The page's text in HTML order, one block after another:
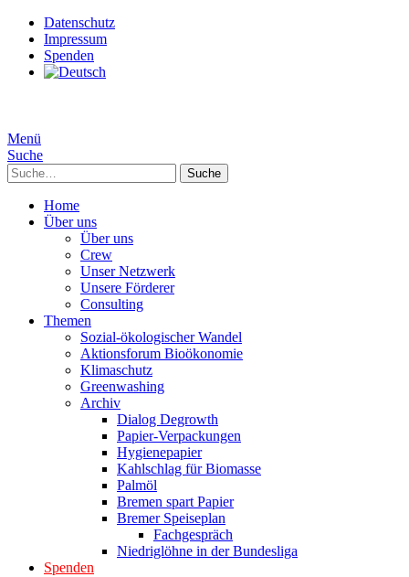
Datenschutz
Impressum
Spenden
Menü
Suche
Suche
Home
Über uns
Über uns
Crew
Unser Netzwerk
Unsere Förderer
Consulting
Themen
Sozial-ökologischer Wandel
Aktionsforum Bioökonomie
Klimaschutz
Greenwashing
Archiv
Dialog Degrowth
Papier-Verpackungen
Hygienepapier
Kahlschlag für Biomasse
Palmöl
Bremen spart Papier
Bremer Speiseplan
Fachgespräch
Niedriglöhne in der Bundesliga
Spenden